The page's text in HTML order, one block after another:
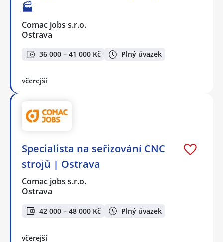
🏭
Comac jobs s.r.o.
Ostrava
36 000 – 41 000 Kč Plný úvazek
včerejší
Specialista na seřizování CNC
strojů | Ostrava
Comac jobs s.r.o.
Ostrava
42 000 – 48 000 Kč Plný úvazek
včerejší